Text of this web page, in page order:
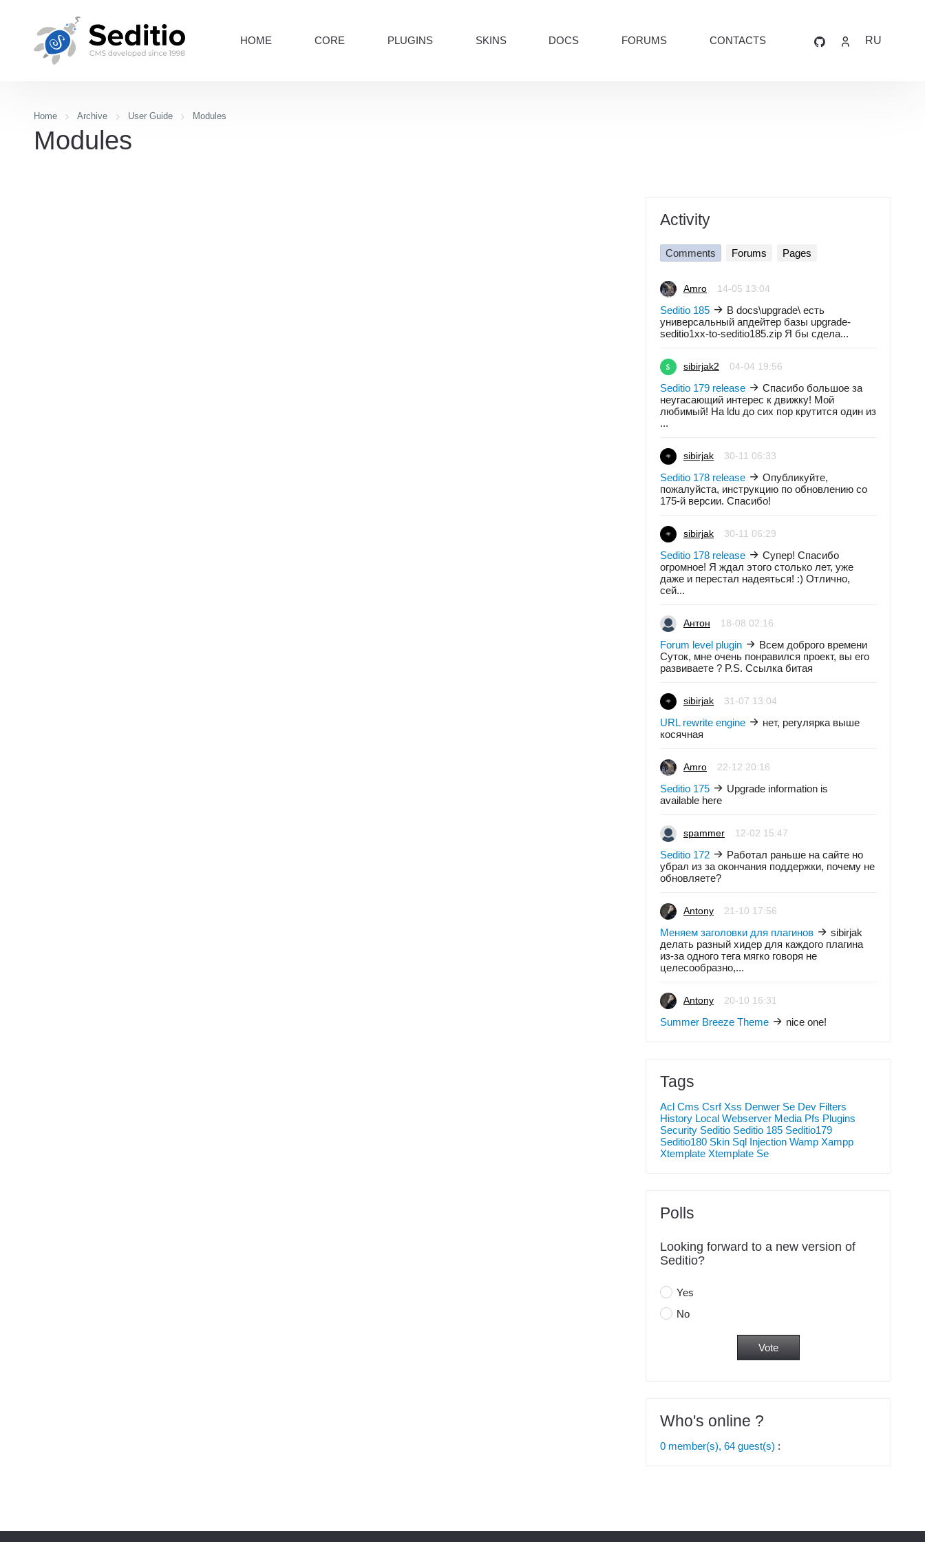
HOME CORE PLUGINS SKINS DOCS FORUMS CONTACTS RU
Home Archive User Guide Modules
Modules
Activity
Comments Forums Pages
Amro 14-05 13:04
Seditio 185
В docs\upgrade\ есть
универсальный апдейтер базы upgrade-
seditio1xx-to-seditio185.zip Я бы сдела...
sibirjak2 04-04 19:56
Seditio 179 release
Спасибо большое за
неугасающий интерес к движку! Мой
любимый! На ldu до сих пор крутится один из
...
sibirjak 30-11 06:33
Seditio 178 release
Опубликуйте,
пожалуйста, инструкцию по обновлению со
175-й версии. Спасибо!
sibirjak 30-11 06:29
Seditio 178 release
Супер! Спасибо
огромное! Я ждал этого столько лет, уже
даже и перестал надеяться! :) Отлично,
сей...
Антон 18-08 02:16
Forum level plugin
Всем доброго времени
Суток, мне очень понравился проект, вы его
развиваете ? P.S. Ссылка битая
sibirjak 31-07 13:04
URL rewrite engine
нет, регулярка выше
косячная
Amro 22-12 20:16
Seditio 175
Upgrade information is
available here
spammer 12-02 15:47
Seditio 172
Работал раньше на сайте но
убрал из за окончания поддержки, почему не
обновляете?
Antony 21-10 17:56
Меняем заголовки для плагинов
sibirjak
делать разный хидер для каждого плагина
из-за одного тега мягко говоря не
целесообразно,...
Antony 20-10 16:31
Summer Breeze Theme nice one!
Tags
Acl Cms Csrf Xss Denwer Se Dev Filters
History Local Webserver Media Pfs Plugins
Security Seditio Seditio 185 Seditio179
Seditio180 Skin Sql Injection Wamp Xampp
Xtemplate Xtemplate Se
Polls
Looking forward to a new version of
Seditio?
Yes
No
Who's online ?
0 member(s), 64 guest(s) :